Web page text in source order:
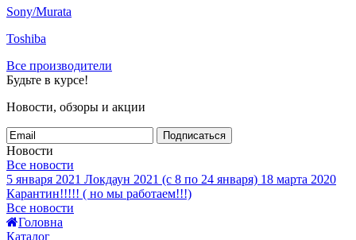
Sony/Murata
Toshiba
Все производители
Будьте в курсе!
Новости, обзоры и акции
Подписаться
Новости
Все новости
5 января 2021 Локдаун 2021 (с 8 по 24 января) 18 марта 2020
Карантин!!!!! ( но мы работаем!!!)
Все новости
Головна
Каталог